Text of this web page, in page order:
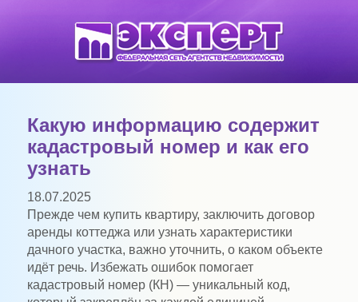
Какую информацию содержит
кадастровый номер и как его
узнать
18.07.2025
Прежде чем купить квартиру, заключить договор
аренды коттеджа или узнать характеристики
дачного участка, важно уточнить, о каком объекте
идёт речь. Избежать ошибок помогает
кадастровый номер (КН) — уникальный код,